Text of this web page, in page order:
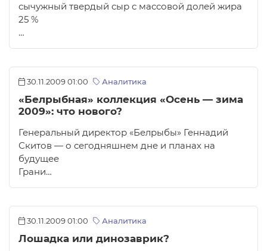
сычужный твердый сыр с массовой долей жира
25 %
…
30.11.2009 01:00 Аналитика
«Белрыбная» коллекция «Осень — зима
2009»: что нового?
Генеральный директор «Белрыбы» Геннадий
Скитов — о сегодняшнем дне и планах на
будущее
Грани…
30.11.2009 01:00 Аналитика
Лошадка или динозаврик?